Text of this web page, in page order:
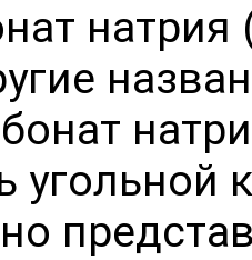
угольной